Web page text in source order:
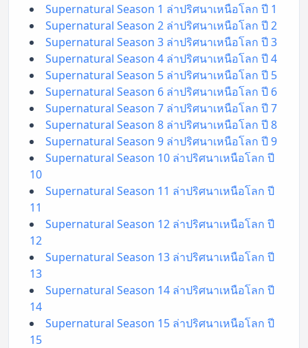
Supernatural Season 1 ล่าปริศนาเหนือโลก ปี 1
Supernatural Season 2 ล่าปริศนาเหนือโลก ปี 2
Supernatural Season 3 ล่าปริศนาเหนือโลก ปี 3
Supernatural Season 4 ล่าปริศนาเหนือโลก ปี 4
Supernatural Season 5 ล่าปริศนาเหนือโลก ปี 5
Supernatural Season 6 ล่าปริศนาเหนือโลก ปี 6
Supernatural Season 7 ล่าปริศนาเหนือโลก ปี 7
Supernatural Season 8 ล่าปริศนาเหนือโลก ปี 8
Supernatural Season 9 ล่าปริศนาเหนือโลก ปี 9
Supernatural Season 10 ล่าปริศนาเหนือโลก ปี
10
Supernatural Season 11 ล่าปริศนาเหนือโลก ปี
11
Supernatural Season 12 ล่าปริศนาเหนือโลก ปี
12
Supernatural Season 13 ล่าปริศนาเหนือโลก ปี
13
Supernatural Season 14 ล่าปริศนาเหนือโลก ปี
14
Supernatural Season 15 ล่าปริศนาเหนือโลก ปี
15